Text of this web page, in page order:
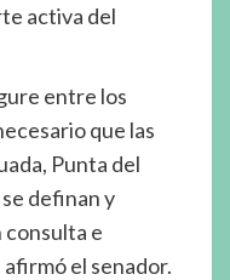
activa del
entre los
que las
Punta del
definan y
consulta e
el senador.